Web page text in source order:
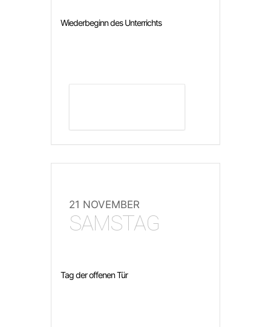
Wiederbeginn des Unterrichts
21 NOVEMBER
SAMSTAG
Tag der offenen Tür